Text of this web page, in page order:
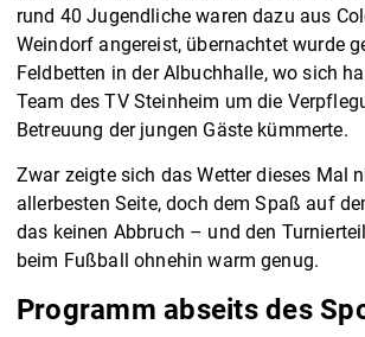
rund 40 Jugendliche waren dazu aus
Weindorf angereist, übernachtet wurde
Feldbetten in der Albuchhalle, wo sich
Team des TV Steinheim um die
Betreuung der jungen Gäste kümmerte.
Zwar zeigte sich das Wetter dieses Mal
allerbesten Seite, doch dem Spaß auf
das keinen Abbruch – und den
beim Fußball ohnehin warm genug.
Programm abseits des